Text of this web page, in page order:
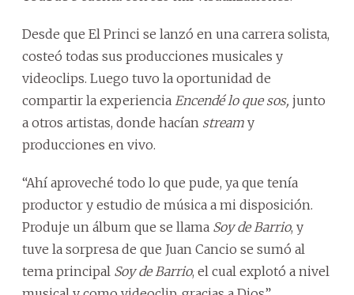
Desde que El Princi se lanzó en una carrera solista,
costeó todas sus producciones musicales y
videoclips. Luego tuvo la oportunidad de
compartir la experiencia Encendé lo que sos, junto
a otros artistas, donde hacían stream y
producciones en vivo.
“Ahí aproveché todo lo que pude, ya que tenía
productor y estudio de música a mi disposición.
Produje un álbum que se llama Soy de Barrio, y
tuve la sorpresa de que Juan Cancio se sumó al
tema principal Soy de Barrio, el cual explotó a nivel